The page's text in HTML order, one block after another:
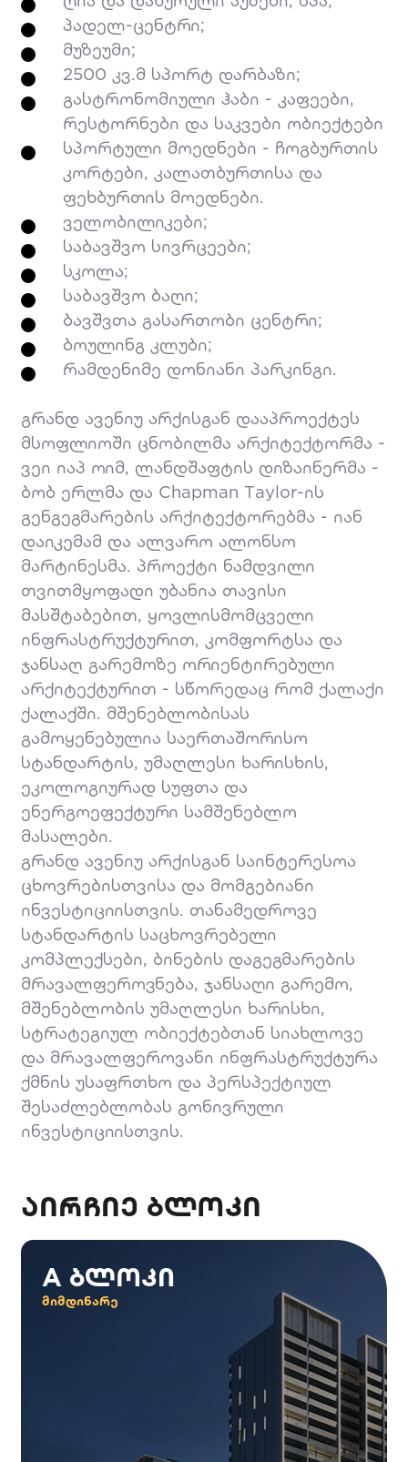
პადელ-ცენტრი;
მუზეუმი;
2500 კვ.მ სპორტ დარბაზი;
გასტრონომიული ჰაბი - კაფეები,
რესტორნები და საკვები ობიექტები
სპორტული მოედნები - ჩოგბურთის
კორტები, კალათბურთისა და
ფეხბურთის მოედნები.
ველობილიკები;
საბავშვო სივრცეები;
სკოლა;
საბავშვო ბაღი;
ბავშვთა გასართობი ცენტრი;
ბოულინგ კლუბი;
რამდენიმე დონიანი პარკინგი.
გრანდ ავენიუ არქისგან დააპროექტეს
მსოფლიოში ცნობილმა არქიტექტორმა -
ვეი იაპ ოიმ, ლანდშაფტის დიზაინერმა -
ბობ ერლმა და Chapman Taylor-ის
გენგეგმარების არქიტექტორებმა - იან
დაიკემამ და ალვარო ალონსო
მარტინესმა. პროექტი ნამდვილი
თვითმყოფადი უბანია თავისი
მასშტაბებით, ყოვლისმომცველი
ინფრასტრუქტურით, კომფორტსა და
ჯანსაღ გარემოზე ორიენტირებული
არქიტექტურით - სწორედაც რომ ქალაქი
ქალაქში. მშენებლობისას
გამოყენებულია საერთაშორისო
სტანდარტის, უმაღლესი ხარისხის,
ეკოლოგიურად სუფთა და
ენერგოეფექტური სამშენებლო
მასალები.
გრანდ ავენიუ არქისგან საინტერესოა
ცხოვრებისთვისა და მომგებიანი
ინვესტიციისთვის. თანამედროვე
სტანდარტის საცხოვრებელი
კომპლექსები, ბინების დაგეგმარების
მრავალფეროვნება, ჯანსაღი გარემო,
მშენებლობის უმაღლესი ხარისხი,
სტრატეგიულ ობიექტებთან სიახლოვე
და მრავალფეროვანი ინფრასტრუქტურა
ქმნის უსაფრთხო და პერსპექტიულ
შესაძლებლობას გონივრული
ინვესტიციისთვის.
აირჩიე ბლოკი
A ბლოკი
მიმდინარე